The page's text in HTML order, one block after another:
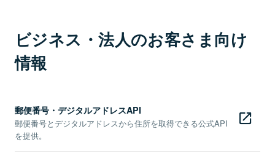
ビジネス・法人のお客さま向け
情報
郵便番号・デジタルアドレスAPI
郵便番号とデジタルアドレスから住所を取得できる公式API
を提供。